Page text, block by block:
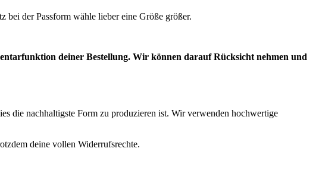
bei der Passform wähle lieber eine Größe größer.
deiner Bestellung. Wir können darauf Rücksicht nehmen und
die nachhaltigste Form zu produzieren ist. Wir verwenden hochwertige
deine vollen Widerrufsrechte.